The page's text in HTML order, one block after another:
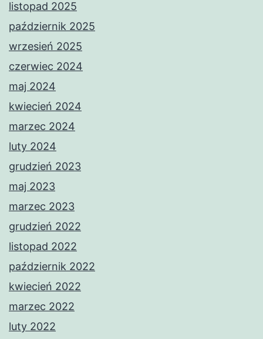
listopad 2025
październik 2025
wrzesień 2025
czerwiec 2024
maj 2024
kwiecień 2024
marzec 2024
luty 2024
grudzień 2023
maj 2023
marzec 2023
grudzień 2022
listopad 2022
październik 2022
kwiecień 2022
marzec 2022
luty 2022